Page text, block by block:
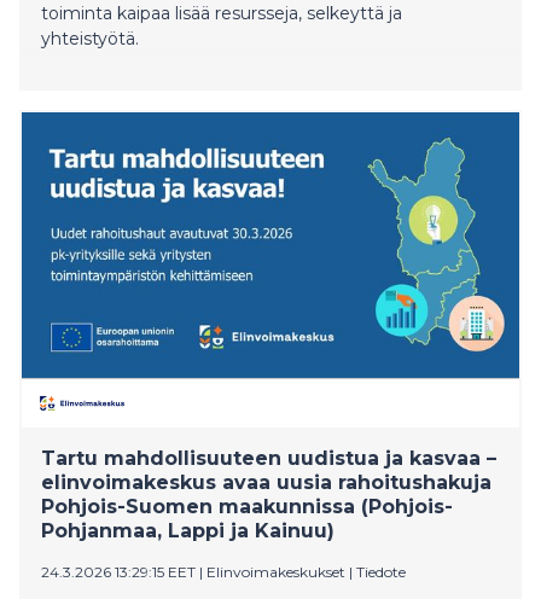
toiminta kaipaa lisää resursseja, selkeyttä ja
yhteistyötä.
Tartu mahdollisuuteen uudistua ja kasvaa –
elinvoimakeskus avaa uusia rahoitushakuja
Pohjois-Suomen maakunnissa (Pohjois-
Pohjanmaa, Lappi ja Kainuu)
24.3.2026 13:29:15 EET | Elinvoimakeskukset | Tiedote